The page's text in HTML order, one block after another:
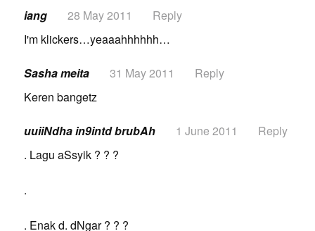
iang 28 May 2011
Reply
I'm klickers…yeaaahhhhhh…
Sasha meita 31 May 2011
Reply
Keren bangetz
uuiiNdha in9intd brubAh 1 June 2011
Reply
. Lagu aSsyik ? ? ?
.
. Enak d. dNgar ? ? ?